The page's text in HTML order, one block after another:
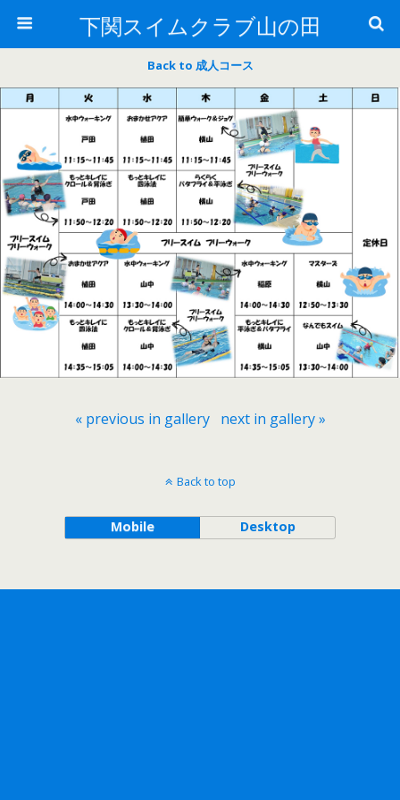
下関スイムクラブ山の田
Back to 成人コース
« previous in gallery next in gallery »
Back to top
Mobile Desktop